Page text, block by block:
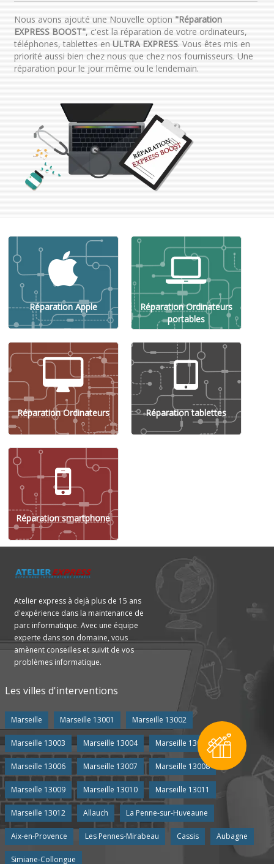
Nous avons ajouté une Nouvelle option "Réparation
EXPRESS BOOST", c'est la réparation de votre ordinateurs,
téléphones, tablettes en ULTRA EXPRESS. Vous êtes mis en
priorité aussi bien chez nous que chez nos fournisseurs. Une
réparation pour le jour même ou le lendemain.
Réparation Apple
Réparation Ordinateurs
portables
Réparation Ordinateurs Réparation tablettes
Réparation smartphone
Atelier express à dejà plus de 15 ans
d'expérience dans la maintenance de
parc informatique. Avec une équipe
experte dans son domaine, vous
amènent conseilles et suivit de vos
problèmes informatique.
Les villes d'interventions
Marseille Marseille 13001 Marseille 13002
Marseille 13003 Marseille 13004 Marseille 13005
Marseille 13006 Marseille 13007 Marseille 13008
Marseille 13009 Marseille 13010 Marseille 13011
Marseille 13012 Allauch La Penne-sur-Huveaune
Aix-en-Provence Les Pennes-Mirabeau Cassis Aubagne
Simiane-Collongue